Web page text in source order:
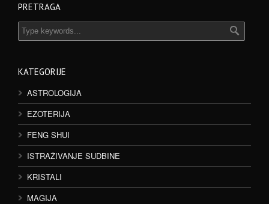
PRETRAGA
KATEGORIJE
ASTROLOGIJA
EZOTERIJA
FENG SHUI
ISTRAŽIVANJE SUDBINE
KRISTALI
MAGIJA